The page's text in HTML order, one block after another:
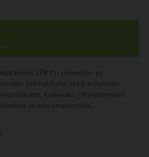
toimii LPKY:n palvelus- ja
tukikohtana sekä erilaisten
Kokeiden järjestämisen
ja sen ympäristön...